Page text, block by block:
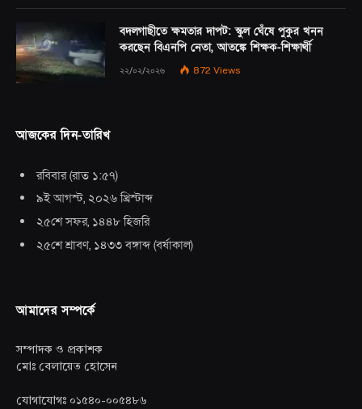
বদলগাছীতে ক্ষমতার দাপট: স্কুল ঘেঁষে পুকুর খনন
করছেন বিএনপি নেতা, আতঙ্কে শিক্ষক-শিক্ষার্থী
২২/০২/২০২৬ 872 Views
আজকের দিন-তারিখ
রবিবার(রাত ১:৫৭)
৯ই আগস্ট, ২০২৬ খ্রিস্টাব্দ
২৫শে সফর, ১৪৪৮ হিজরি
২৫শে শ্রাবণ, ১৪৩৩ বঙ্গাব্দ (বর্ষাকাল)
আমাদের সম্পর্কে
সম্পাদক ও প্রকাশক
মোঃ বেলায়েত হোসেন
যোগাযোগঃ ০১৫৪০-০০৫৪৮৬